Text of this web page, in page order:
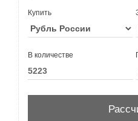
Купить
В количестве